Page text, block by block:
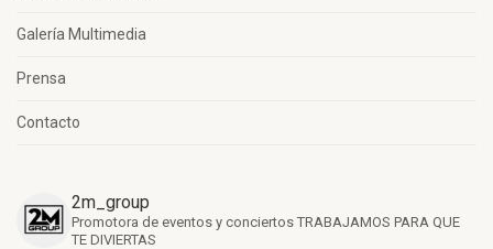
Galería Multimedia
Prensa
Contacto
2m_group
Promotora de eventos y conciertos TRABAJAMOS PARA QUE
TE DIVIERTAS